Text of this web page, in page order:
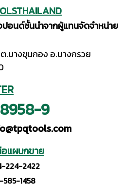
ปอนด์ชั้นนำจากผู้แทนจัดจำหน่าย
.บางขุนกอง อ.บางกรวย
9
แผนกขาย
224-2422
1458